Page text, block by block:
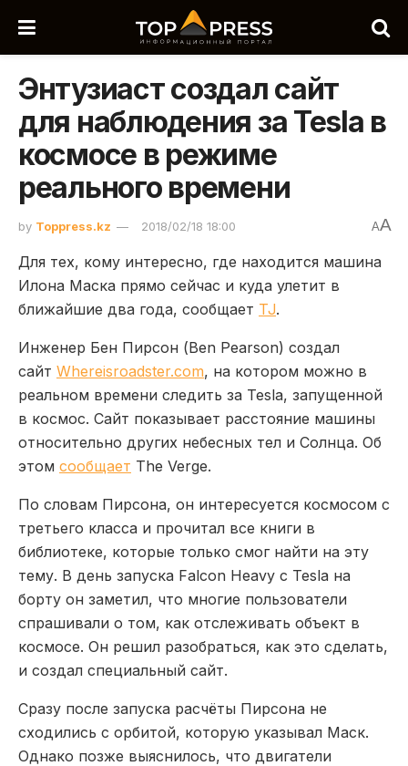
Энтузиаст создал сайт
для наблюдения за Tesla в
космосе в режиме
реального времени
by Toppress.kz 2018/02/18 18:00 AA
Для тех, кому интересно, где находится машина
Илона Маска прямо сейчас и куда улетит в
ближайшие два года, сообщает TJ.
Инженер Бен Пирсон (Ben Pearson) создал
сайт Whereisroadster.com, на котором можно в
реальном времени следить за Tesla, запущенной
в космос. Сайт показывает расстояние машины
относительно других небесных тел и Солнца. Об
этом сообщает The Verge.
По словам Пирсона, он интересуется космосом с
третьего класса и прочитал все книги в
библиотеке, которые только смог найти на эту
тему. В день запуска Falcon Heavy с Tesla на
борту он заметил, что многие пользователи
спрашивали о том, как отслеживать объект в
космосе. Он решил разобраться, как это сделать,
и создал специальный сайт.
Сразу после запуска расчёты Пирсона не
сходились с орбитой, которую указывал Маск.
Однако позже выяснилось, что двигатели